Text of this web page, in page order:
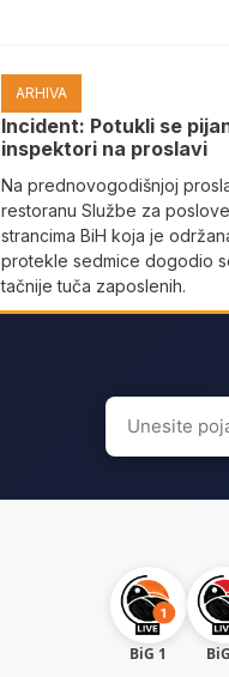
ARHIVA
Incident: Potukli se
inspektori na proslavi
Na prednovogodišnjoj
restoranu Službe za
strancima BiH koja je
protekle sedmice dogodio
tačnije tuča zaposlenih.
Search
for:
BiG 1